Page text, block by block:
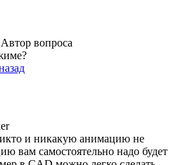
Автор вопроса
и никакую анимацию не
вам самостоятельно надо будет